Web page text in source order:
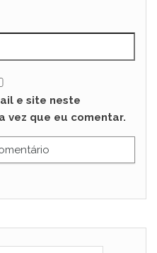
e site neste
vez que eu comentar.